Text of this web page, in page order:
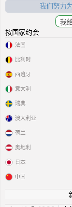
我们努力
按国家约会
法国
比利时
西班牙
意大利
瑞典
澳大利亚
荷兰
奥地利
日本
中国